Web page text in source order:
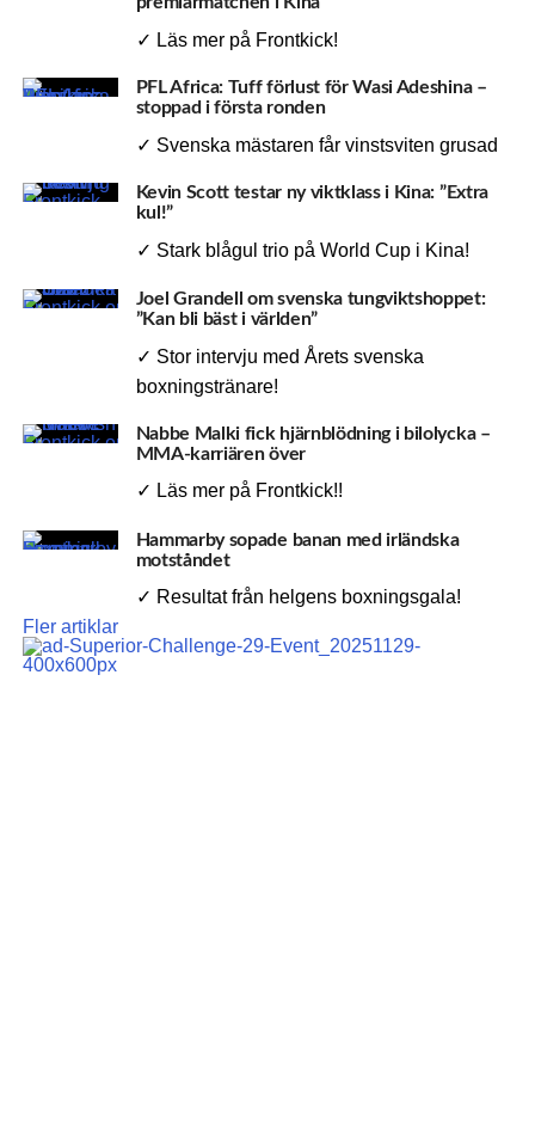
✓ Läs mer på Frontkick!
PFL Africa: Tuff förlust för Wasi Adeshina –
stoppad i första ronden
✓ Svenska mästaren får vinstsviten grusad
Kevin Scott testar ny viktklass i Kina: ”Extra
kul!”
✓ Stark blågul trio på World Cup i Kina!
Joel Grandell om svenska tungviktshoppet:
”Kan bli bäst i världen”
✓ Stor intervju med Årets svenska
boxningstränare!
Nabbe Malki fick hjärnblödning i bilolycka –
MMA-karriären över
✓ Läs mer på Frontkick!!
Hammarby sopade banan med irländska
motståndet
✓ Resultat från helgens boxningsgala!
Fler artiklar